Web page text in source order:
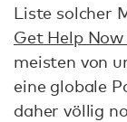
Liste solcher
Get Help Now
meisten von
eine globale
daher völlig